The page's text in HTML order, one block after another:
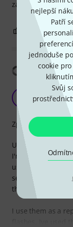
nejlepší
Patří
jednoduše
cookie
Svůj
závěsy fungují jak
0
Zobrazit
So
Use: These have
I'm using two as
used as tiebacks
secure stands
them to carry
I use them as a
Zpracování